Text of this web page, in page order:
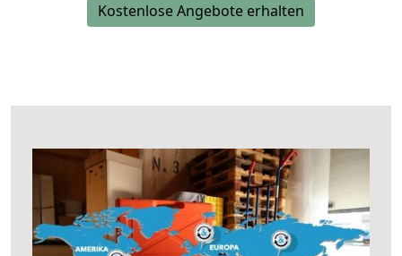
Kostenlose Angebote erhalten